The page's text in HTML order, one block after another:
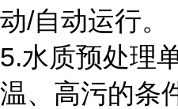
动/自动运行。
5.水质预处理
温、高污的条